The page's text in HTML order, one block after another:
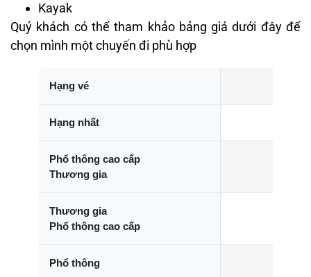
Kayak
Quý khách có thể tham khảo bảng giá dưới đây để
chọn mình một chuyến đi phù hợp
Hạng vé
Hạng nhất
Phổ thông cao cấp
Thương gia
Thương gia
Phổ thông cao cấp
Phổ thông